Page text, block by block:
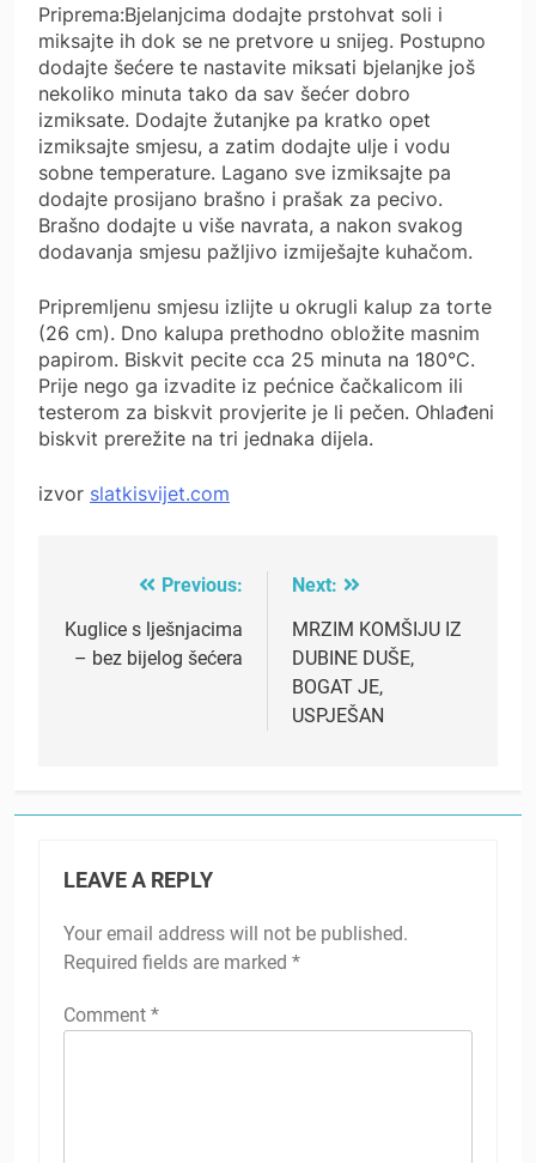
Priprema:Bjelanjcima dodajte prstohvat soli i
miksajte ih dok se ne pretvore u snijeg. Postupno
dodajte šećere te nastavite miksati bjelanjke još
nekoliko minuta tako da sav šećer dobro
izmiksate. Dodajte žutanjke pa kratko opet
izmiksajte smjesu, a zatim dodajte ulje i vodu
sobne temperature. Lagano sve izmiksajte pa
dodajte prosijano brašno i prašak za pecivo.
Brašno dodajte u više navrata, a nakon svakog
dodavanja smjesu pažljivo izmiješajte kuhačom.
Pripremljenu smjesu izlijte u okrugli kalup za torte
(26 cm). Dno kalupa prethodno obložite masnim
papirom. Biskvit pecite cca 25 minuta na 180°C.
Prije nego ga izvadite iz pećnice čačkalicom ili
testerom za biskvit provjerite je li pečen. Ohlađeni
biskvit prerežite na tri jednaka dijela.
izvor slatkisvijet.com
navigation
Previous:
Kuglice s lješnjacima
– bez bijelog šećera
Next:
MRZIM KOMŠIJU IZ
DUBINE DUŠE,
BOGAT JE,
USPJEŠAN
LEAVE A REPLY
Your email address will not be published.
Required fields are marked *
Comment *